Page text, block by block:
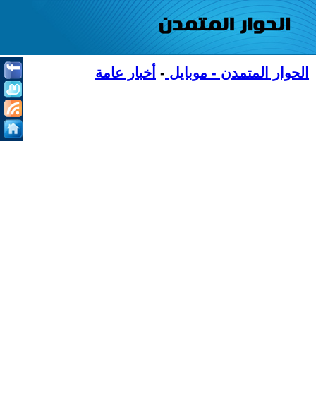
الحوار المتمدن - موبايل - أخبار عامة